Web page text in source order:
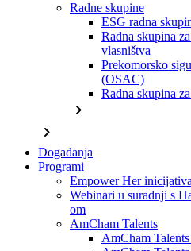
Radne skupine
ESG radna
Radna skupina
vlasništva
Prekomorsko
(OSAC)
Radna skupina
chevron_right
chevron_right
Događanja
Programi
Empower Her inicijativa
Webinari u suradnji s
om
AmCham Talents
AmCham